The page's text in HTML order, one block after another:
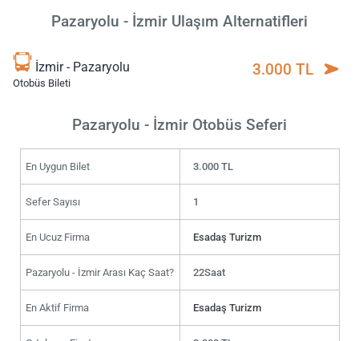
Pazaryolu - İzmir Ulaşım Alternatifleri
İzmir - Pazaryolu
Otobüs Bileti
3.000 TL
Pazaryolu - İzmir Otobüs Seferi
En Uygun Bilet 3.000 TL
Sefer Sayısı 1
En Ucuz Firma Esadaş Turizm
Pazaryolu - İzmir Arası Kaç Saat? 22Saat
En Aktif Firma Esadaş Turizm